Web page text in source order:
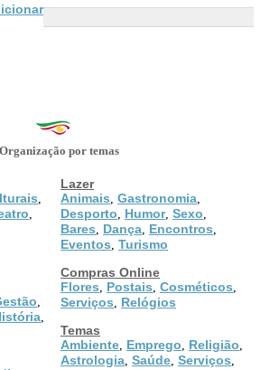
Organização por temas
Lazer
Animais Gastronomia
Desporto Humor, Sexo
Bares Dança Encontros
Eventos Turismo
Compras Online
Flores
Postais Cosméticos
Serviços
Relógios
Temas
Ambiente Emprego Religião
Astrologia Saúde Serviços